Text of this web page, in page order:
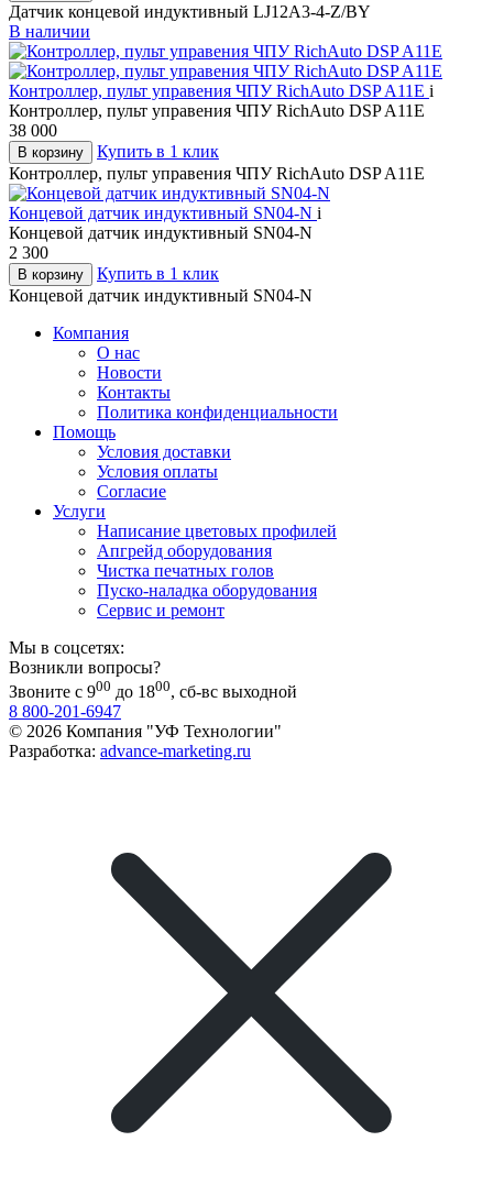
Датчик концевой индуктивный LJ12A3-4-Z/BY
В наличии
Контроллер, пульт управения ЧПУ RichAuto DSP A11E i
Контроллер, пульт управения ЧПУ RichAuto DSP A11E
38 000
В корзину
Купить в 1 клик
Контроллер, пульт управения ЧПУ RichAuto DSP A11E
Концевой датчик индуктивный SN04-N i
Концевой датчик индуктивный SN04-N
2 300
В корзину
Купить в 1 клик
Концевой датчик индуктивный SN04-N
Компания
О нас
Новости
Контакты
Политика конфиденциальности
Помощь
Условия доставки
Условия оплаты
Согласие
Услуги
Написание цветовых профилей
Апгрейд оборудования
Чистка печатных голов
Пуско-наладка оборудования
Сервис и ремонт
Мы в соцсетях:
Возникли вопросы?
Звоните с 900 до 1800, сб-вс выходной
8 800-201-6947
© 2026 Компания "УФ Технологии"
Разработка: advance-marketing.ru